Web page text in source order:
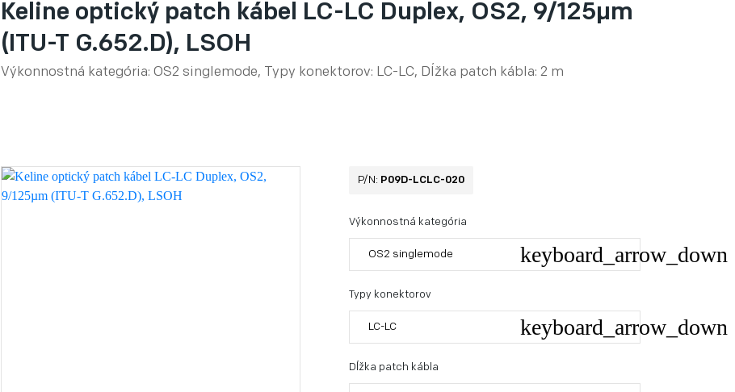
Keline optický patch kábel LC-LC Duplex, OS2, 9/125µm
(ITU-T G.652.D), LSOH
Výkonnostná kategória: OS2 singlemode, Typy konektorov: LC-LC, Dĺžka patch kábla: 2 m
P/N: P09D-LCLC-020
Výkonnostná kategória
OS2 singlemode
Typy konektorov
LC-LC
Dĺžka patch kábla